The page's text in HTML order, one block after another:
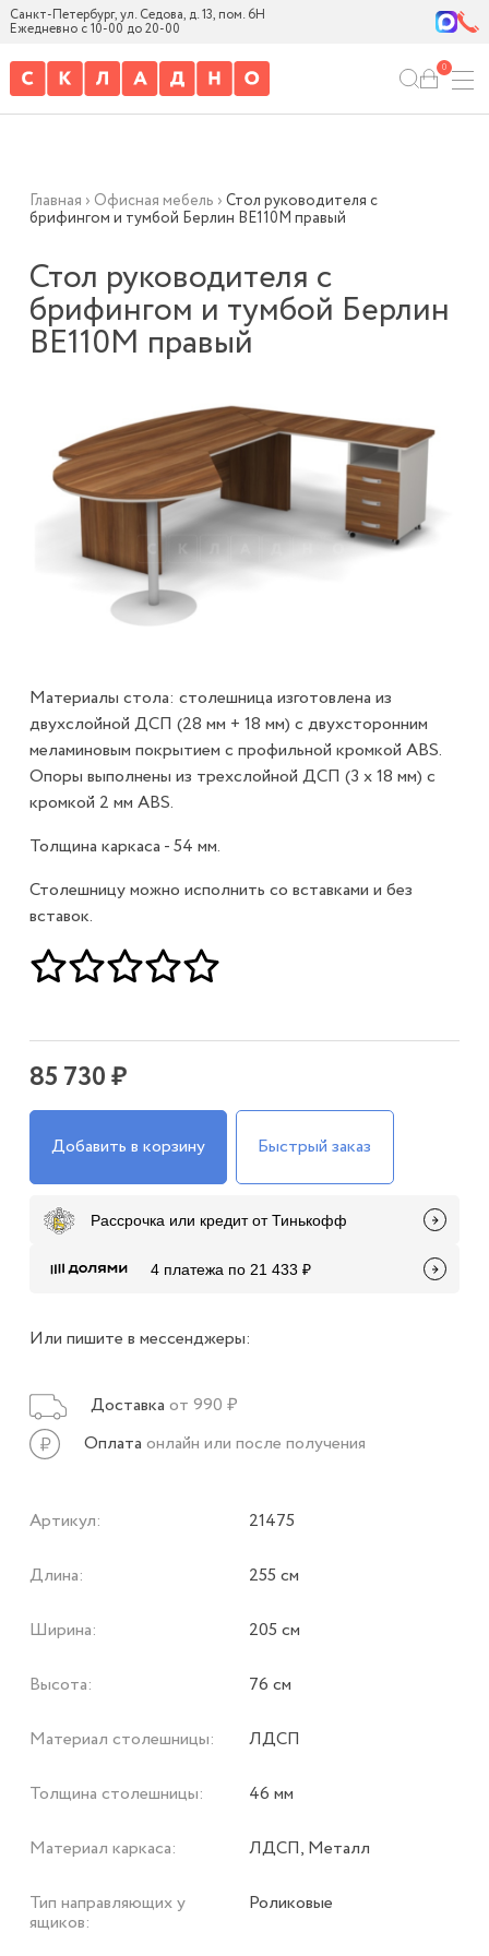
Санкт-Петербург, ул. Седова, д. 13, пом. 6Н
Ежедневно с 10-00 до 20-00
0
Главная › Офисная мебель › Стол руководителя с
брифингом и тумбой Берлин ВЕ110М правый
Стол руководителя с
брифингом и тумбой Берлин
ВЕ110М правый
Материалы стола: столешница изготовлена из
двухслойной ДСП (28 мм + 18 мм) с двухсторонним
меламиновым покрытием с профильной кромкой ABS.
Опоры выполнены из трехслойной ДСП (3 х 18 мм) с
кромкой 2 мм ABS.
Толщина каркаса - 54 мм.
Столешницу можно исполнить со вставками и без
вставок.
85 730 ₽
Добавить в корзину Быстрый заказ
Рассрочка или кредит от Тинькофф
4 платежа по 21 433 ₽
Или пишите в мессенджеры:
Доставка от 990 ₽
Оплата онлайн или после получения
Артикул: 21475
Длина: 255 см
Ширина: 205 см
Высота: 76 см
Материал столешницы: ЛДСП
Толщина столешницы: 46 мм
Материал каркаса: ЛДСП, Металл
Тип направляющих у
ящиков:
Роликовые